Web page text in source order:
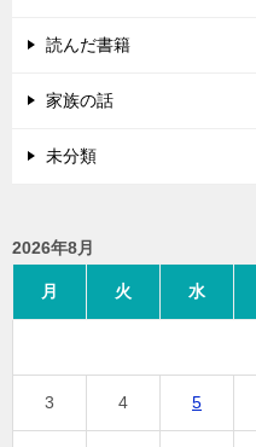
読んだ書籍
家族の話
未分類
2026年8月
月 火 水
3 4 5